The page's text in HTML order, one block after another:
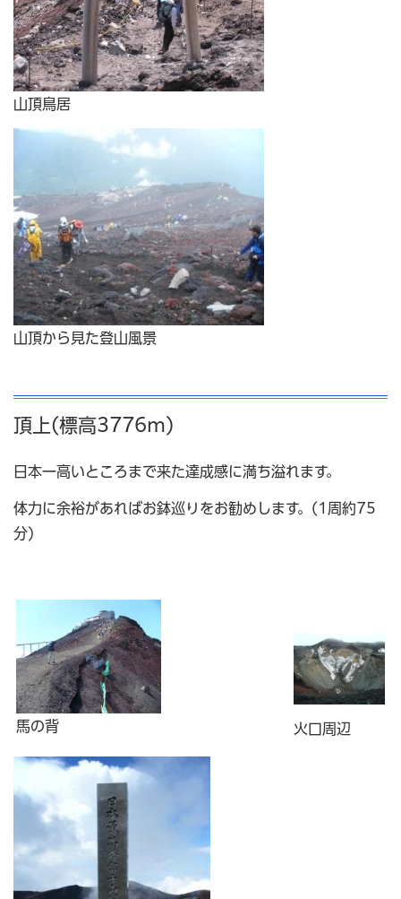
山頂鳥居
山頂から見た登山風景
頂上(標高3776m)
日本一高いところまで来た達成感に満ち溢れます。
体力に余裕があればお鉢巡りをお勧めします。(1周約75
分)
馬の背 火口周辺